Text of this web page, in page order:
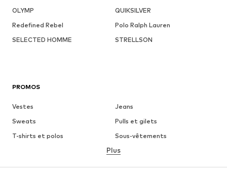
OLYMP
QUIKSILVER
Redefined Rebel
Polo Ralph Lauren
SELECTED HOMME
STRELLSON
PROMOS
Vestes
Jeans
Sweats
Pulls et gilets
T-shirts et polos
Sous-vêtements
Chemises
Plus